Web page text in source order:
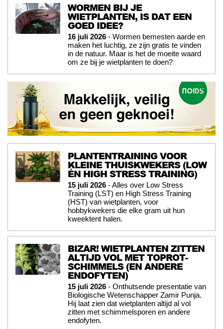
WORMEN BIJ JE
WIETPLANTEN, IS DAT EEN
GOED IDEE?
16 juli 2026 - Wormen bemesten aarde en
maken het luchtig, ze zijn gratis te vinden
in de natuur. Maar is het de moeite waard
om ze bij je wietplanten te doen?
PLANTENTRAINING VOOR
KLEINE THUISKWEKERS (LOW
ÉN HIGH STRESS TRAINING)
15 juli 2026 - Alles over Low Stress
Training (LST) en High Stress Training
(HST) van wietplanten, voor
hobbykwekers die elke gram uit hun
kweektent halen.
BIZAR! WIETPLANTEN ZITTEN
ALTIJD VOL MET TOPROT-
SCHIMMELS (EN ANDERE
ENDOFYTEN)
15 juli 2026 - Onthutsende presentatie van
Biologische Wetenschapper Zamir Punja.
Hij laat zien dat wietplanten altijd al vol
zitten met schimmelsporen en andere
endofyten.